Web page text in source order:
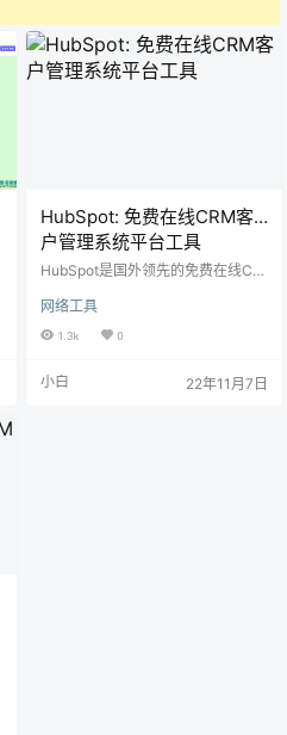
HubSpot: 免费在线CRM客
户管理系统平台工具
HubSpot是国外领先的免费在线CR
售、内容管理和客户服务所需的所
有工具和集成。平台上的每个工具
成和创建自定义应用程序的能力，
网络工具
1.3k 0
小白 22年11月7日